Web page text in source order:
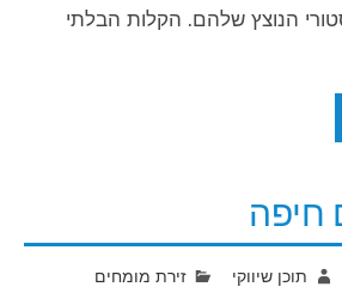
הנוצץ שלהם. הקלות הבלתי
חיפה
תוכן שיווקי זירת מומחים